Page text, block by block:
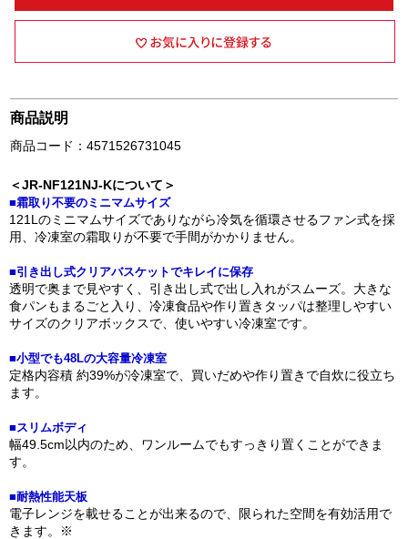
商品説明
商品コード：4571526731045
＜JR-NF121NJ-Kについて＞
■霜取り不要のミニマムサイズ
121Lのミニマムサイズでありながら冷気を循環させるファン式を採
用、冷凍室の霜取りが不要で手間がかかりません。
■引き出し式クリアバスケットでキレイに保存
透明で奥まで見やすく、引き出し式で出し入れがスムーズ。大きな
食パンもまるごと入り、冷凍食品や作り置きタッパは整理しやすい
サイズのクリアボックスで、使いやすい冷凍室です。
■小型でも48Lの大容量冷凍室
定格内容積 約39%が冷凍室で、買いだめや作り置きで自炊に役立ち
ます。
■スリムボディ
幅49.5cm以内のため、ワンルームでもすっきり置くことができま
す。
■耐熱性能天板
電子レンジを載せることが出来るので、限られた空間を有効活用で
きます。※